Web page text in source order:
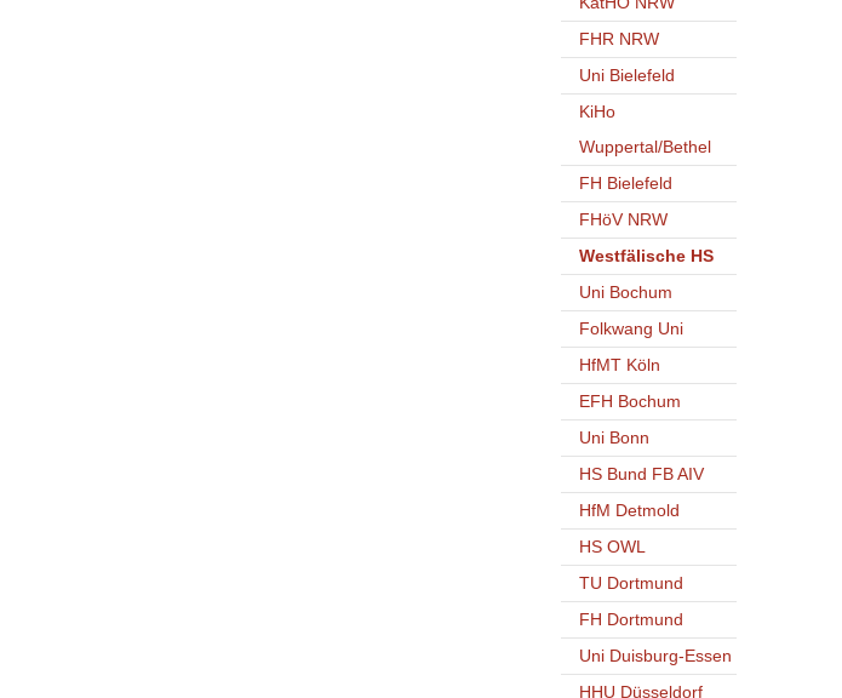
FHR NRW
Uni Bielefeld
KiHo
Wuppertal/Bethel
FH Bielefeld
FHöV NRW
Westfälische HS
Uni Bochum
Folkwang Uni
HfMT Köln
EFH Bochum
Uni Bonn
HS Bund FB AIV
HfM Detmold
HS OWL
TU Dortmund
FH Dortmund
Uni Duisburg-Essen
HHU Düsseldorf